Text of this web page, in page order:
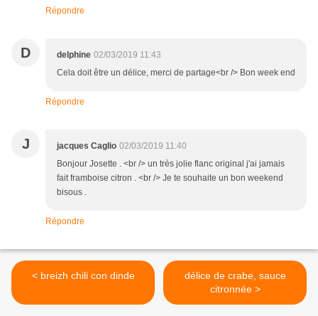
Répondre
D delphine 02/03/2019 11:43
Cela doit être un délice, merci de partage<br /> Bon week end
Répondre
J jacques Caglio 02/03/2019 11:40
Bonjour Josette . <br /> un très jolie flanc original j'ai jamais
fait framboise citron . <br /> Je te souhaite un bon weekend
bisous .
Répondre
< breizh chili con dinde
délice de crabe, sauce
citronnée >